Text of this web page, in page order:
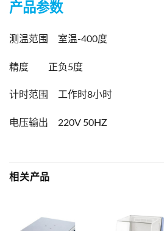
产品参数
测温范围 室温-400度
精度 正负5度
计时范围 工作时8小时
电压输出 220V 50HZ
相关产品